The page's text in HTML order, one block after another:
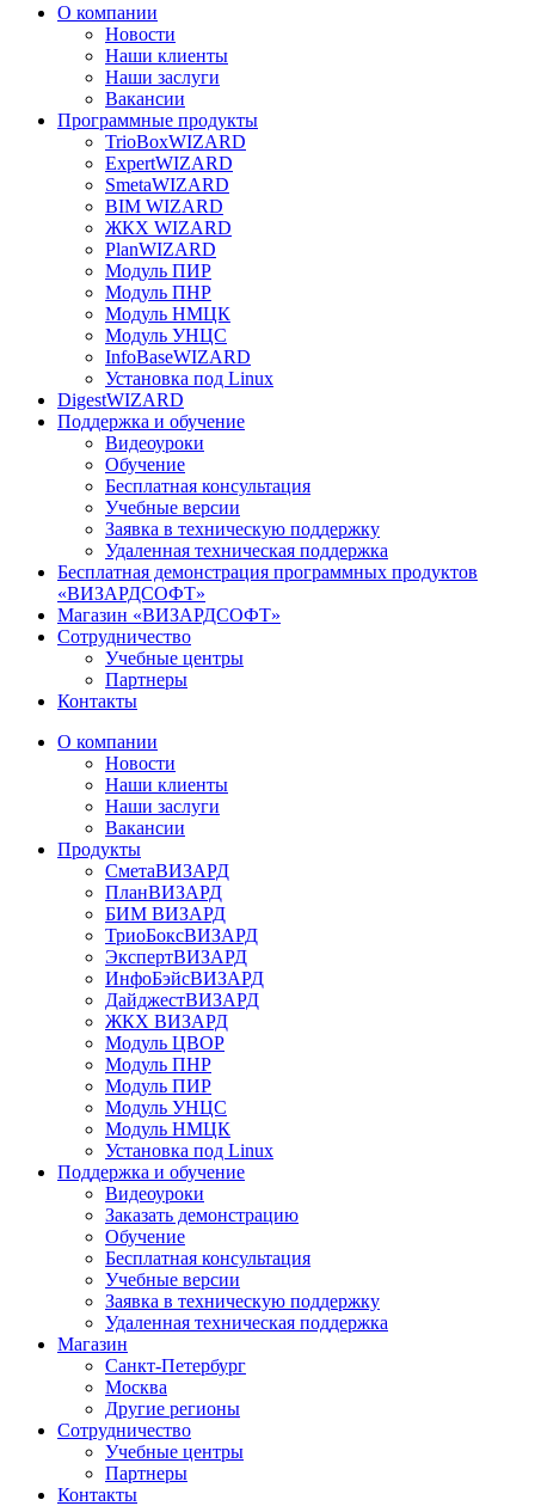
О компании
Новости
Наши клиенты
Наши заслуги
Вакансии
Программные продукты
TrioBoxWIZARD
ExpertWIZARD
SmetaWIZARD
BIM WIZARD
ЖКХ WIZARD
PlanWIZARD
Модуль ПИР
Модуль ПНР
Модуль НМЦК
Модуль УНЦС
InfoBaseWIZARD
Установка под Linux
DigestWIZARD
Поддержка и обучение
Видеоуроки
Обучение
Бесплатная консультация
Учебные версии
Заявка в техническую поддержку
Удаленная техническая поддержка
Бесплатная демонстрация программных продуктов
«ВИЗАРДСОФТ»
Магазин «ВИЗАРДСОФТ»
Сотрудничество
Учебные центры
Партнеры
Контакты
О компании
Новости
Наши клиенты
Наши заслуги
Вакансии
Продукты
СметаВИЗАРД
ПланВИЗАРД
БИМ ВИЗАРД
ТриоБоксВИЗАРД
ЭкспертВИЗАРД
ИнфоБэйсВИЗАРД
ДайджестВИЗАРД
ЖКХ ВИЗАРД
Модуль ЦВОР
Модуль ПНР
Модуль ПИР
Модуль УНЦС
Модуль НМЦК
Установка под Linux
Поддержка и обучение
Видеоуроки
Заказать демонстрацию
Обучение
Бесплатная консультация
Учебные версии
Заявка в техническую поддержку
Удаленная техническая поддержка
Магазин
Санкт-Петербург
Москва
Другие регионы
Сотрудничество
Учебные центры
Партнеры
Контакты